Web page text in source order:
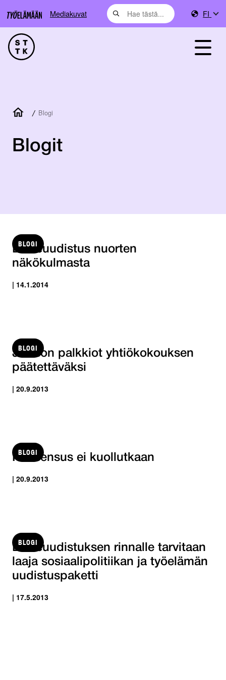
Mediakuvat FI
/ Blogi
Blogit
BLOGI
Eläkeuudistus nuorten
näkökulmasta
| 14.1.2014
BLOGI
Johdon palkkiot yhtiökokouksen
päätettäväksi
| 20.9.2013
BLOGI
Konsensus ei kuollutkaan
| 20.9.2013
BLOGI
Eläkeuudistuksen rinnalle tarvitaan
laaja sosiaalipolitiikan ja työelämän
uudistuspaketti
| 17.5.2013